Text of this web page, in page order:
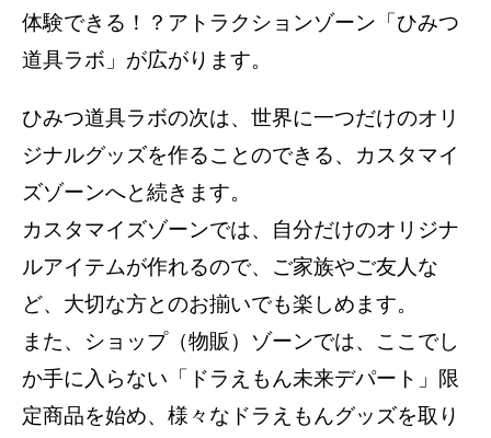
体験できる！？アトラクションゾーン「ひみつ
道具ラボ」が広がります。
ひみつ道具ラボの次は、世界に一つだけのオリ
ジナルグッズを作ることのできる、カスタマイ
ズゾーンへと続きます。
カスタマイズゾーンでは、自分だけのオリジナ
ルアイテムが作れるので、ご家族やご友人な
ど、大切な方とのお揃いでも楽しめます。
また、ショップ（物販）ゾーンでは、ここでし
か手に入らない「ドラえもん未来デパート」限
定商品を始め、様々なドラえもんグッズを取り